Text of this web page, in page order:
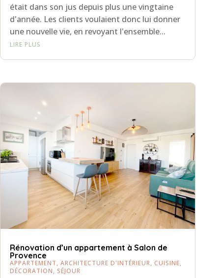
était dans son jus depuis plus une vingtaine
d'année. Les clients voulaient donc lui donner
une nouvelle vie, en revoyant l'ensemble...
LIRE PLUS
Rénovation d’un appartement à Salon de
Provence
APPARTEMENT, ARCHITECTURE D'INTÉRIEUR, CUISINE,
DÉCORATION, SÉJOUR